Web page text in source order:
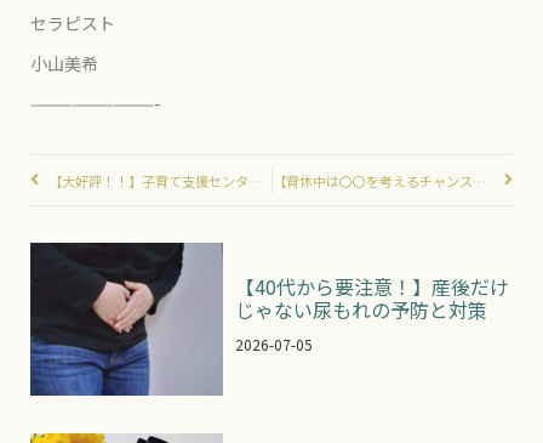
セラピスト
小山美希
—————————-
【大好評！！】子育て支援センターで行う骨盤セルフケア講座 【育休中は〇〇を考えるチャンス】理想の働き方とは？
【40代から要注意！】産後だけ
じゃない尿もれの予防と対策
2026-07-05